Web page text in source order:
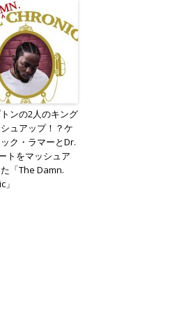
ンの2人のキング
ュアップ！？ケ
ク・ラマーとDr.
トをマッシュア
「The Damn.